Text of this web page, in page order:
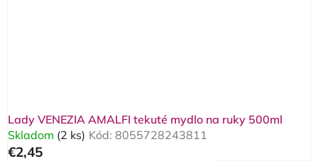
Lady VENEZIA AMALFI tekuté mydlo na ruky 500ml
Skladom (2 ks) Kód: 8055728243811
€2,45